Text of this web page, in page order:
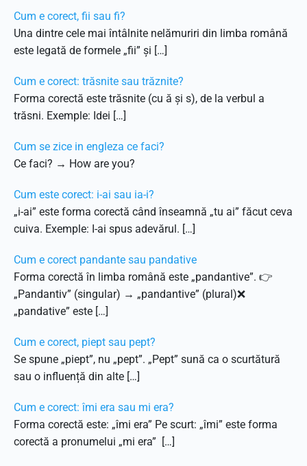
Cum e corect, fii sau fi?
Una dintre cele mai întâlnite nelămuriri din limba română
este legată de formele „fii” și […]
Cum e corect: trăsnite sau trăznite?
Forma corectă este trăsnite (cu ă și s), de la verbul a
trăsni. Exemple: Idei […]
Cum se zice in engleza ce faci?
Ce faci? → How are you?
Cum este corect: i-ai sau ia-i?
„i-ai” este forma corectă când înseamnă „tu ai” făcut ceva
cuiva. Exemple: I-ai spus adevărul. […]
Cum e corect pandante sau pandative
Forma corectă în limba română este „pandantive”. 👉
„Pandantiv” (singular) → „pandantive” (plural)❌
„pandative” este […]
Cum e corect, piept sau pept?
Se spune „piept”, nu „pept”. „Pept” sună ca o scurtătură
sau o influență din alte […]
Cum e corect: îmi era sau mi era?
Forma corectă este: „îmi era” Pe scurt: „îmi” este forma
corectă a pronumelui „mi era” […]